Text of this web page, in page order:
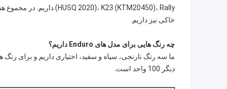
خاکی نیز داریم.
چه رنگ هایی برای مدل های Enduro داریم؟
دیگر 100 واحد است.